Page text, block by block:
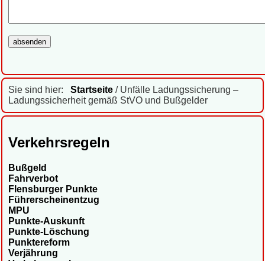
Sie sind hier: Startseite / Unfälle Ladungssicherung –
Ladungssicherheit gemäß StVO und Bußgelder
Verkehrsregeln
Bußgeld
Fahrverbot
Flensburger Punkte
Führerscheinentzug
MPU
Punkte-Auskunft
Punkte-Löschung
Punktereform
Verjährung